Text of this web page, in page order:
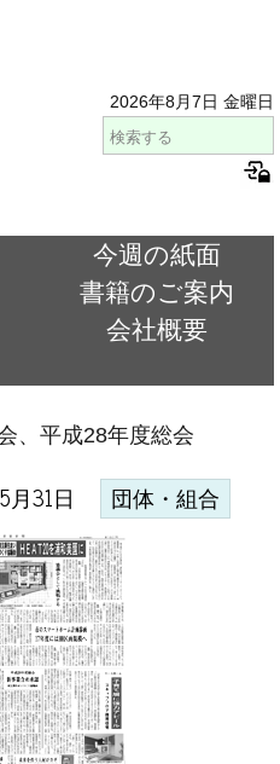
2026年8月7日 金曜日
今週の紙面
書籍のご案内
会社概要
、平成28年度総会
月31日 団体・組合